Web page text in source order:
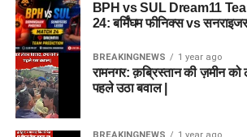
BPH vs SUL Dream11
24: बर्मिंघम फीनिक्स vs
BREAKINGNEWS 1 year ago
रामनगर: क़ब्रिस्तान की ज़मीन
पहले उठा बवाल |
BREAKINGNEWS 1 year ago